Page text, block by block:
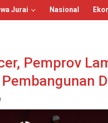
Jurai Nasional
Pemprov